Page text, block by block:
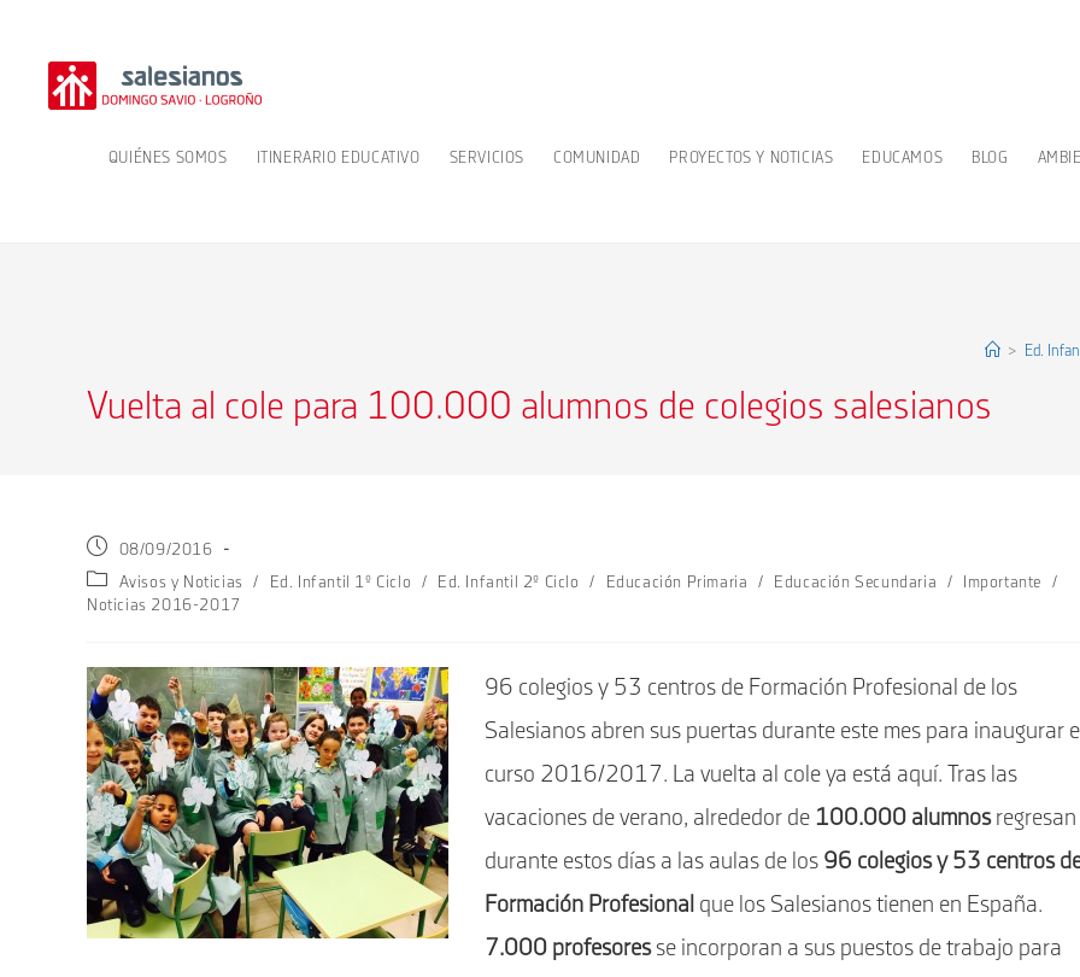
contenido
QUIÉNES SOMOS ITINERARIO EDUCATIVO SERVICIOS COMUNIDAD PROYECTOS Y NOTICIAS EDUCAMOS BLOG
Vuelta al cole para 100.000 alumnos de colegios salesianos
> Ed.
Publicación
de
la
entrada:
08/09/2016
Categoría
de
Avisos y Noticias / Ed. Infantil 1º Ciclo / Ed. Infantil 2º Ciclo / Educación Primaria / Educación Secundaria / Importante
/
Noticias 2016-2017
96 colegios y 53 centros de Formación Profesional de los
Salesianos abren sus puertas durante este mes para inaugurar el
curso 2016/2017. La vuelta al cole ya está aquí. Tras las
vacaciones de verano, alrededor de 100.000 alumnosregresan
durante estos días a las aulas de los 96 colegios y 53 centros
Formación Profesional que los Salesianos tienen en España.
7.000 profesoresse incorporan a sus puestos de trabajo para